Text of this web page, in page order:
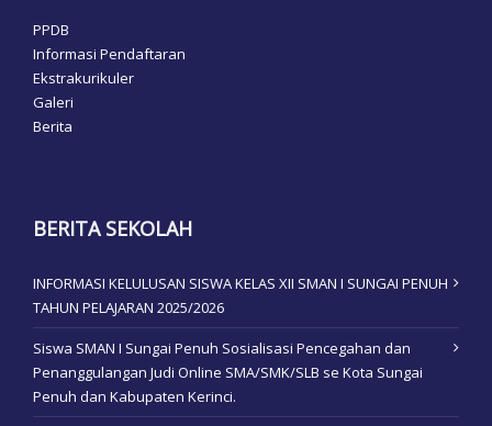
PPDB
Informasi Pendaftaran
Ekstrakurikuler
Galeri
Berita
BERITA SEKOLAH
INFORMASI KELULUSAN SISWA KELAS XII SMAN I SUNGAI PENUH
TAHUN PELAJARAN 2025/2026
Siswa SMAN I Sungai Penuh Sosialisasi Pencegahan dan
Penanggulangan Judi Online SMA/SMK/SLB se Kota Sungai
Penuh dan Kabupaten Kerinci.